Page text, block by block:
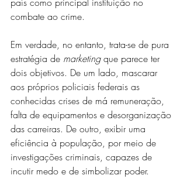
combate ao crime.
Em verdade, no entanto, trata-se de pura
estratégia de marketing que parece ter
dois objetivos. De um lado, mascarar
aos próprios policiais federais as
conhecidas crises de má remuneração,
falta de equipamentos e desorganização
das carreiras. De outro, exibir uma
eficiência à população, por meio de
investigações criminais, capazes de
incutir medo e de simbolizar poder.